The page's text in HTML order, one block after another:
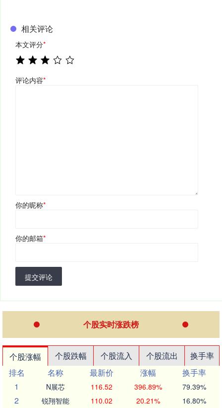
相关评论
本文评分*
评论内容*
你的昵称*
你的邮箱*
提交评论
个股实时涨跌榜
个股涨幅 个股跌幅 个股流入 个股流出
换手率
排名
名称 最新价 涨幅
换手率
1
N展芯 116.52 396.89% 79.39%
2 锐翔智能 110.02 20.21% 16.80%